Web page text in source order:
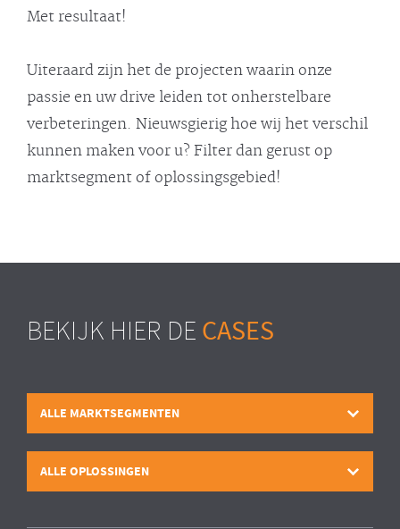
Met resultaat!
Uiteraard zijn het de projecten waarin onze
passie en uw drive leiden tot onherstelbare
verbeteringen. Nieuwsgierig hoe wij het verschil
kunnen maken voor u? Filter dan gerust op
marktsegment of oplossingsgebied!
BEKIJK HIER DE CASES
ALLE MARKTSEGMENTEN
ALLE OPLOSSINGEN